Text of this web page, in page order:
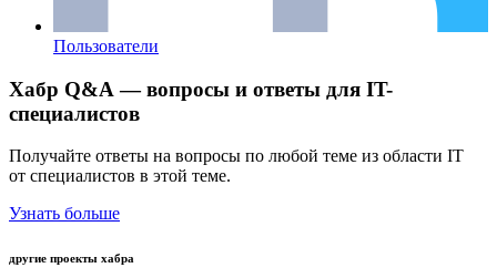
Пользователи
Хабр Q&A — вопросы и ответы для IT-
специалистов
Получайте ответы на вопросы по любой теме из области IT
от специалистов в этой теме.
Узнать больше
другие проекты хабра